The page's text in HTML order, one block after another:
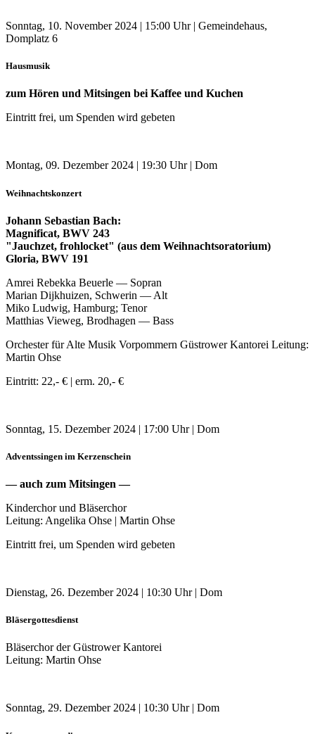
Sonntag, 10. November 2024 | 15:00 Uhr | Gemeindehaus,
Domplatz 6
Hausmusik
zum Hören und Mitsingen bei Kaffee und Kuchen
Eintritt frei, um Spenden wird gebeten
Montag, 09. Dezember 2024 | 19:30 Uhr | Dom
Weihnachtskonzert
Johann Sebastian Bach:
Magnificat, BWV 243
"Jauchzet, frohlocket" (aus dem Weihnachtsoratorium)
Gloria, BWV 191
Amrei Rebekka Beuerle — Sopran
Marian Dijkhuizen, Schwerin — Alt
Miko Ludwig, Hamburg; Tenor
Matthias Vieweg, Brodhagen — Bass
Orchester für Alte Musik Vorpommern Güstrower Kantorei Leitung:
Martin Ohse
Eintritt: 22,- € | erm. 20,- €
Sonntag, 15. Dezember 2024 | 17:00 Uhr | Dom
Adventssingen im Kerzenschein
— auch zum Mitsingen —
Kinderchor und Bläserchor
Leitung: Angelika Ohse | Martin Ohse
Eintritt frei, um Spenden wird gebeten
Dienstag, 26. Dezember 2024 | 10:30 Uhr | Dom
Bläsergottesdienst
Bläserchor der Güstrower Kantorei
Leitung: Martin Ohse
Sonntag, 29. Dezember 2024 | 10:30 Uhr | Dom